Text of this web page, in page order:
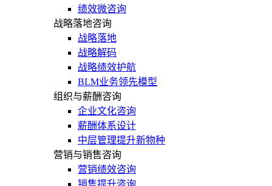
绩效微咨询
战略落地咨询
战略落地
战略解码
战略绩效护航
BLM业务领先模型
组织与薪酬咨询
企业文化咨询
薪酬体系设计
中层管理提升新物种
营销与销售咨询
营销绩效咨询
销售提升咨询